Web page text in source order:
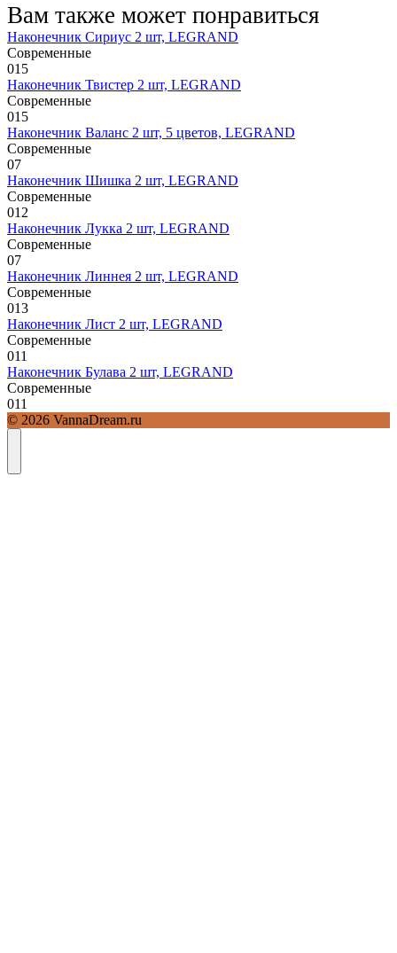
Вам также может понравиться
Наконечник Сириус 2 шт, LEGRAND
Современные
015
Наконечник Твистер 2 шт, LEGRAND
Современные
015
Наконечник Валанс 2 шт, 5 цветов, LEGRAND
Современные
07
Наконечник Шишка 2 шт, LEGRAND
Современные
012
Наконечник Лукка 2 шт, LEGRAND
Современные
07
Наконечник Линнея 2 шт, LEGRAND
Современные
013
Наконечник Лист 2 шт, LEGRAND
Современные
011
Наконечник Булава 2 шт, LEGRAND
Современные
011
© 2026 VannaDream.ru